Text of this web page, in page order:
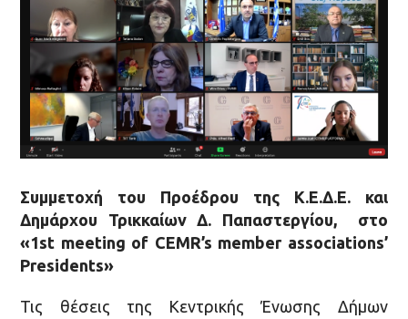
Συμμετοχή του Προέδρου της Κ.Ε.Δ.Ε. και
Δημάρχου Τρικκαίων Δ. Παπαστεργίου, στο
«1st meeting of CEMR’s member associations’
Presidents»
Τις θέσεις της Κεντρικής Ένωσης Δήμων